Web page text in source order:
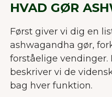
HVAD GØR
Først giver vi dig en
ashwagandha gør,
forståelige
beskriver vi de
bag hver funktion.